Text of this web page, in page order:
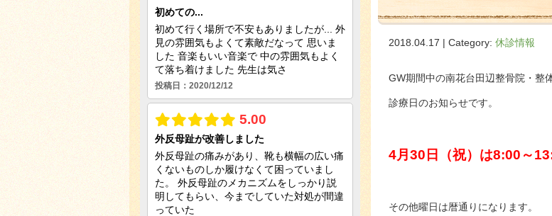
2018.04.17 | Category: 休診情報
GW期間中の南花台田辺整骨院・整
診療日のお知らせです。
4月30日（祝）は8:00～
その他曜日は暦通りになります。